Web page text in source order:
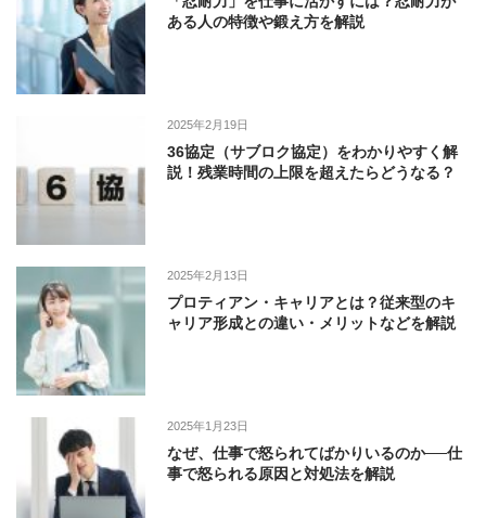
ある人の特徴や鍛え方を解説
2025年2月19日
36協定（サブロク協定）をわかりやすく解
説！残業時間の上限を超えたらどうなる？
2025年2月13日
プロティアン・キャリアとは？従来型のキ
ャリア形成との違い・メリットなどを解説
2025年1月23日
なぜ、仕事で怒られてばかりいるのか──仕
事で怒られる原因と対処法を解説